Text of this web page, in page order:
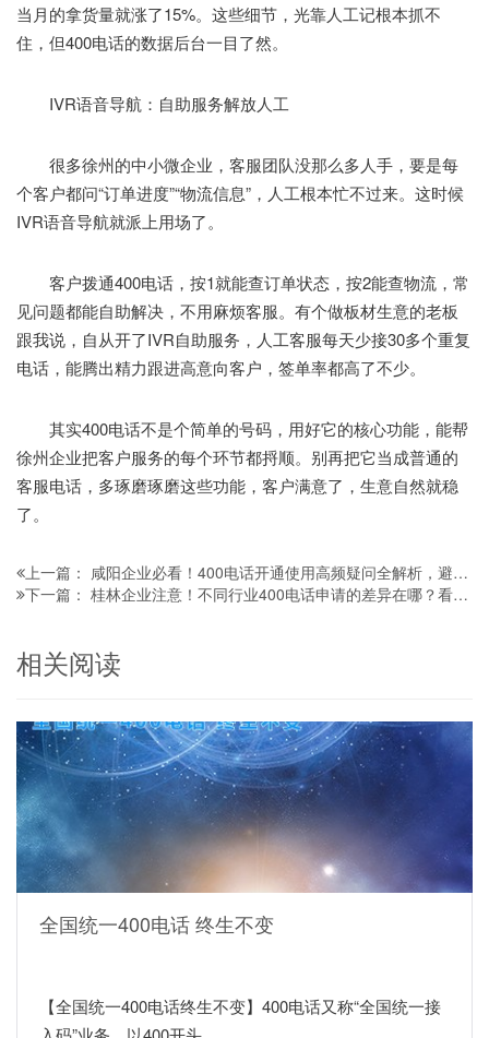
当月的拿货量就涨了15%。这些细节，光靠人工记根本抓不
住，但400电话的数据后台一目了然。
IVR语音导航：自助服务解放人工
很多徐州的中小微企业，客服团队没那么多人手，要是每
个客户都问“订单进度”“物流信息”，人工根本忙不过来。这时候
IVR语音导航就派上用场了。
客户拨通400电话，按1就能查订单状态，按2能查物流，常
见问题都能自助解决，不用麻烦客服。有个做板材生意的老板
跟我说，自从开了IVR自助服务，人工客服每天少接30多个重复
电话，能腾出精力跟进高意向客户，签单率都高了不少。
其实400电话不是个简单的号码，用好它的核心功能，能帮
徐州企业把客户服务的每个环节都捋顺。别再把它当成普通的
客服电话，多琢磨琢磨这些功能，客户满意了，生意自然就稳
了。
上一篇： 咸阳企业必看！400电话开通使用高频疑问全解析，避坑指南请收好
下一篇： 桂林企业注意！不同行业400电话申请的差异在哪？看完这篇就懂怎么选
相关阅读
全国统一400电话 终生不变
【全国统一400电话终生不变】400电话又称“全国统一接